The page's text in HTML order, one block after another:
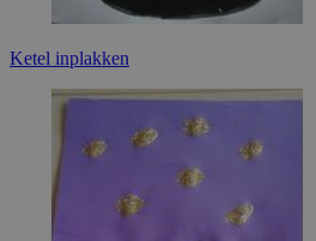
Ketel inplakken